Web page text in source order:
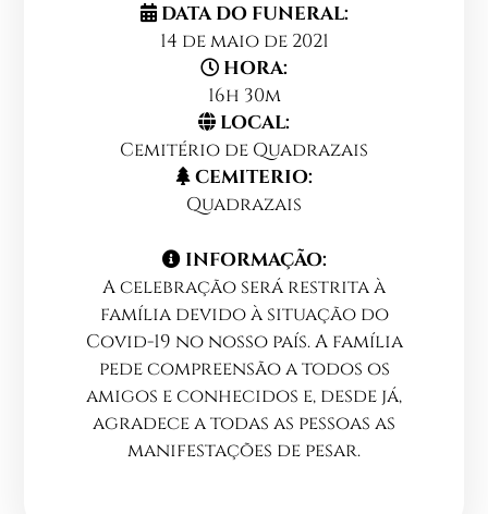
DATA DO FUNERAL:
14 de maio de 2021
HORA:
16h 30m
LOCAL:
Cemitério de Quadrazais
CEMITERIO:
Quadrazais
INFORMAÇÃO:
A celebração será restrita à
família devido à situação do
Covid-19 no nosso país. A família
pede compreensão a todos os
amigos e conhecidos e, desde já,
agradece a todas as pessoas as
manifestações de pesar.